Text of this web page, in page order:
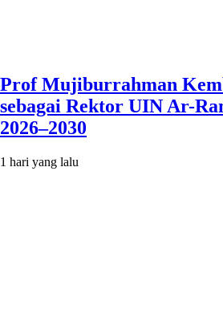
Prof Mujiburrahman
sebagai Rektor UIN Ar-
2026–2030
1 hari yang lalu